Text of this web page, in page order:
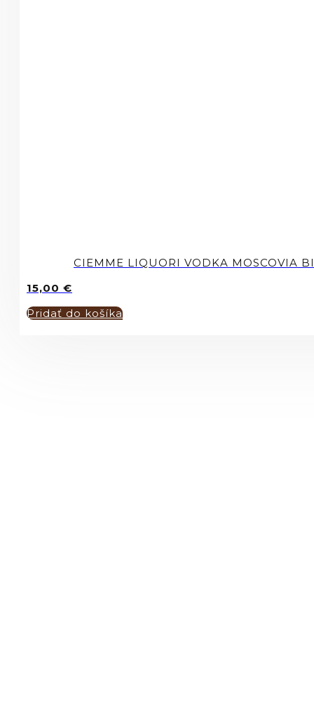
CIEMME LIQUORI VODKA MOSCOVIA
15,00 €
Pridať do košíka